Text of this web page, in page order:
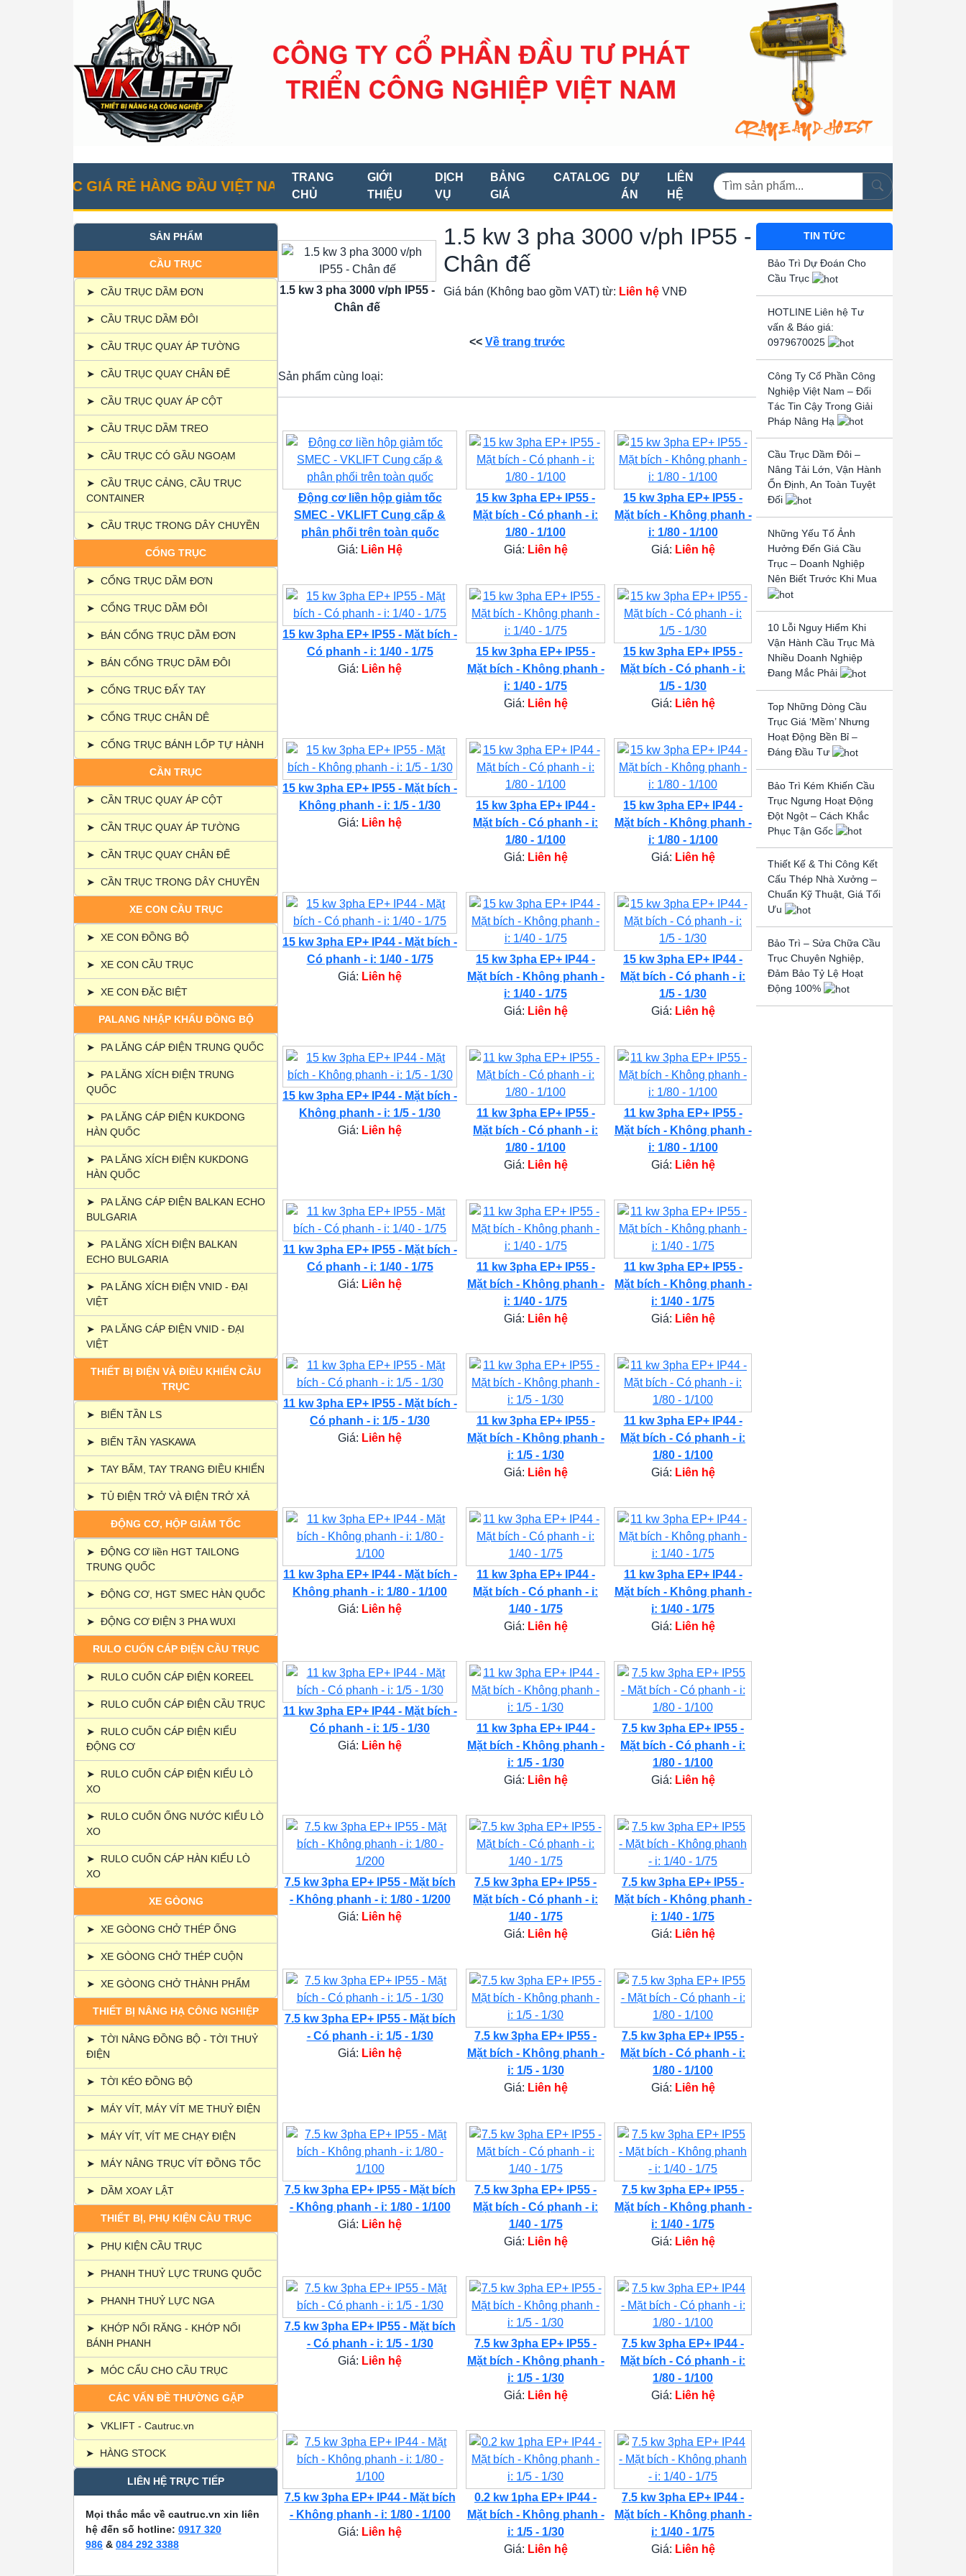
GIÁ RẺ HÀNG ĐẦU VIỆT NAM
TRANG
CHỦ
GIỚI
THIỆU
DỊCH
VỤ
BẢNG
GIÁ
CATALOG
DỰ
ÁN
LIÊN
HỆ
SẢN PHẨM
CẦU TRỤC
➤ CẦU TRỤC DẦM ĐƠN
➤ CẦU TRỤC DẦM ĐÔI
➤ CẦU TRỤC QUAY ÁP TƯỜNG
➤ CẦU TRỤC QUAY CHÂN ĐẾ
➤ CẦU TRỤC QUAY ÁP CỘT
➤ CẦU TRỤC DẦM TREO
➤ CẦU TRỤC CÓ GẦU NGOẠM
➤ CẦU TRỤC CẢNG, CẦU TRỤC
CONTAINER
➤ CẦU TRỤC TRONG DÂY CHUYỀN
CỔNG TRỤC
➤ CỔNG TRỤC DẦM ĐƠN
➤ CỔNG TRỤC DẦM ĐÔI
➤ BÁN CỔNG TRỤC DẦM ĐƠN
➤ BÁN CỔNG TRỤC DẦM ĐÔI
➤ CỔNG TRỤC ĐẨY TAY
➤ CỔNG TRỤC CHÂN DÊ
➤ CỔNG TRỤC BÁNH LỐP TỰ HÀNH
CẦN TRỤC
➤ CẦN TRỤC QUAY ÁP CỘT
➤ CẦN TRỤC QUAY ÁP TƯỜNG
➤ CẦN TRỤC QUAY CHÂN ĐẾ
➤ CẦN TRỤC TRONG DÂY CHUYỀN
XE CON CẦU TRỤC
➤ XE CON ĐỒNG BỘ
➤ XE CON CẦU TRỤC
➤ XE CON ĐẶC BIỆT
PALANG NHẬP KHẨU ĐỒNG BỘ
➤ PA LĂNG CÁP ĐIỆN TRUNG QUỐC
➤
PA LĂNG XÍCH ĐIỆN TRUNG
QUỐC
➤
PA LĂNG CÁP ĐIỆN KUKDONG
HÀN QUỐC
➤
PA LĂNG XÍCH ĐIỆN KUKDONG
HÀN QUỐC
➤
PA LĂNG CÁP ĐIỆN BALKAN ECHO
BULGARIA
➤
PA LĂNG XÍCH ĐIỆN BALKAN
ECHO BULGARIA
➤
PA LĂNG XÍCH ĐIỆN VNID - ĐẠI
VIỆT
➤
PA LĂNG CÁP ĐIỆN VNID - ĐẠI
VIỆT
THIẾT BỊ ĐIỆN VÀ ĐIỀU KHIỂN CẦU
TRỤC
➤ BIẾN TẦN LS
➤ BIẾN TẦN YASKAWA
➤ TAY BẤM, TAY TRANG ĐIỀU KHIỂN
➤ TỦ ĐIỆN TRỞ VÀ ĐIỆN TRỞ XẢ
ĐỘNG CƠ, HỘP GIẢM TỐC
➤ ĐỘNG CƠ liền HGT TAILONG
TRUNG QUỐC
➤ ĐỘNG CƠ, HGT SMEC HÀN QUỐC
➤ ĐỘNG CƠ ĐIỆN 3 PHA WUXI
RULO CUỐN CÁP ĐIỆN CẦU TRỤC
➤ RULO CUỐN CÁP ĐIỆN KOREEL
➤ RULO CUỐN CÁP ĐIỆN CẦU TRỤC
➤
RULO CUỐN CÁP ĐIỆN KIỂU
ĐỘNG CƠ
➤
RULO CUỐN CÁP ĐIỆN KIỂU LÒ
XO
➤
RULO CUỐN ỐNG NƯỚC KIỂU LÒ
XO
➤
RULO CUỐN CÁP HÀN KIỂU LÒ
XO
XE GÒONG
➤ XE GÒONG CHỞ THÉP ỐNG
➤ XE GÒONG CHỞ THÉP CUỘN
➤ XE GÒONG CHỞ THÀNH PHẨM
THIẾT BỊ NÂNG HẠ CÔNG NGHIỆP
➤ TỜI NÂNG ĐỒNG BỘ - TỜI THUỶ
ĐIỆN
➤ TỜI KÉO ĐỒNG BỘ
➤ MÁY VÍT, MÁY VÍT ME THUỶ ĐIỆN
➤ MÁY VÍT, VÍT ME CHẠY ĐIỆN
➤ MÁY NÂNG TRỤC VÍT ĐỒNG TỐC
➤ DẦM XOAY LẬT
THIẾT BỊ, PHỤ KIỆN CẦU TRỤC
➤ PHỤ KIỆN CẦU TRỤC
➤ PHANH THUỶ LỰC TRUNG QUỐC
➤ PHANH THUỶ LỰC NGA
➤
KHỚP NỐI RĂNG - KHỚP NỐI
BÁNH PHANH
➤ MÓC CẨU CHO CẦU TRỤC
CÁC VẤN ĐỀ THƯỜNG GẶP
➤ VKLIFT - Cautruc.vn
➤ HÀNG STOCK
LIÊN HỆ TRỰC TIẾP
Mọi thắc mắc về cautruc.vn xin liên
hệ đến số hotline: 0917 320
986 & 084 292 3388
1.5 kw 3 pha 3000 v/ph IP55 -
Chân đế
1.5 kw 3 pha 3000 v/ph IP55 -
Chân đế
Giá bán (Không bao gồm VAT) từ: Liên hệ VNĐ
<< Về trang trước
Sản phẩm cùng loại:
Động cơ liền hộp giảm tốc
SMEC - VKLIFT Cung cấp &
phân phối trên toàn quốc
Giá: Liên Hệ
15 kw 3pha EP+ IP55 -
Mặt bích - Có phanh - i:
1/80 - 1/100
Giá: Liên hệ
15 kw 3pha EP+ IP55 -
Mặt bích - Không phanh -
i: 1/80 - 1/100
Giá: Liên hệ
15 kw 3pha EP+ IP55 - Mặt bích -
Có phanh - i: 1/40 - 1/75
Giá: Liên hệ
15 kw 3pha EP+ IP55 -
Mặt bích - Không phanh -
i: 1/40 - 1/75
Giá: Liên hệ
15 kw 3pha EP+ IP55 -
Mặt bích - Có phanh - i:
1/5 - 1/30
Giá: Liên hệ
15 kw 3pha EP+ IP55 - Mặt bích -
Không phanh - i: 1/5 - 1/30
Giá: Liên hệ
15 kw 3pha EP+ IP44 -
Mặt bích - Có phanh - i:
1/80 - 1/100
Giá: Liên hệ
15 kw 3pha EP+ IP44 -
Mặt bích - Không phanh -
i: 1/80 - 1/100
Giá: Liên hệ
15 kw 3pha EP+ IP44 - Mặt bích -
Có phanh - i: 1/40 - 1/75
Giá: Liên hệ
15 kw 3pha EP+ IP44 -
Mặt bích - Không phanh -
i: 1/40 - 1/75
Giá: Liên hệ
15 kw 3pha EP+ IP44 -
Mặt bích - Có phanh - i:
1/5 - 1/30
Giá: Liên hệ
15 kw 3pha EP+ IP44 - Mặt bích -
Không phanh - i: 1/5 - 1/30
Giá: Liên hệ
11 kw 3pha EP+ IP55 -
Mặt bích - Có phanh - i:
1/80 - 1/100
Giá: Liên hệ
11 kw 3pha EP+ IP55 -
Mặt bích - Không phanh -
i: 1/80 - 1/100
Giá: Liên hệ
11 kw 3pha EP+ IP55 - Mặt bích -
Có phanh - i: 1/40 - 1/75
Giá: Liên hệ
11 kw 3pha EP+ IP55 -
Mặt bích - Không phanh -
i: 1/40 - 1/75
Giá: Liên hệ
11 kw 3pha EP+ IP55 -
Mặt bích - Không phanh -
i: 1/40 - 1/75
Giá: Liên hệ
11 kw 3pha EP+ IP55 - Mặt bích -
Có phanh - i: 1/5 - 1/30
Giá: Liên hệ
11 kw 3pha EP+ IP55 -
Mặt bích - Không phanh -
i: 1/5 - 1/30
Giá: Liên hệ
11 kw 3pha EP+ IP44 -
Mặt bích - Có phanh - i:
1/80 - 1/100
Giá: Liên hệ
11 kw 3pha EP+ IP44 - Mặt bích -
Không phanh - i: 1/80 - 1/100
Giá: Liên hệ
11 kw 3pha EP+ IP44 -
Mặt bích - Có phanh - i:
1/40 - 1/75
Giá: Liên hệ
11 kw 3pha EP+ IP44 -
Mặt bích - Không phanh -
i: 1/40 - 1/75
Giá: Liên hệ
11 kw 3pha EP+ IP44 - Mặt bích -
Có phanh - i: 1/5 - 1/30
Giá: Liên hệ
11 kw 3pha EP+ IP44 -
Mặt bích - Không phanh -
i: 1/5 - 1/30
Giá: Liên hệ
7.5 kw 3pha EP+ IP55 -
Mặt bích - Có phanh - i:
1/80 - 1/100
Giá: Liên hệ
7.5 kw 3pha EP+ IP55 - Mặt bích
- Không phanh - i: 1/80 - 1/200
Giá: Liên hệ
7.5 kw 3pha EP+ IP55 -
Mặt bích - Có phanh - i:
1/40 - 1/75
Giá: Liên hệ
7.5 kw 3pha EP+ IP55 -
Mặt bích - Không phanh -
i: 1/40 - 1/75
Giá: Liên hệ
7.5 kw 3pha EP+ IP55 - Mặt bích
- Có phanh - i: 1/5 - 1/30
Giá: Liên hệ
7.5 kw 3pha EP+ IP55 -
Mặt bích - Không phanh -
i: 1/5 - 1/30
Giá: Liên hệ
7.5 kw 3pha EP+ IP55 -
Mặt bích - Có phanh - i:
1/80 - 1/100
Giá: Liên hệ
7.5 kw 3pha EP+ IP55 - Mặt bích
- Không phanh - i: 1/80 - 1/100
Giá: Liên hệ
7.5 kw 3pha EP+ IP55 -
Mặt bích - Có phanh - i:
1/40 - 1/75
Giá: Liên hệ
7.5 kw 3pha EP+ IP55 -
Mặt bích - Không phanh -
i: 1/40 - 1/75
Giá: Liên hệ
7.5 kw 3pha EP+ IP55 - Mặt bích
- Có phanh - i: 1/5 - 1/30
Giá: Liên hệ
7.5 kw 3pha EP+ IP55 -
Mặt bích - Không phanh -
i: 1/5 - 1/30
Giá: Liên hệ
7.5 kw 3pha EP+ IP44 -
Mặt bích - Có phanh - i:
1/80 - 1/100
Giá: Liên hệ
7.5 kw 3pha EP+ IP44 - Mặt bích
- Không phanh - i: 1/80 - 1/100
Giá: Liên hệ
0.2 kw 1pha EP+ IP44 -
Mặt bích - Không phanh -
i: 1/5 - 1/30
Giá: Liên hệ
7.5 kw 3pha EP+ IP44 -
Mặt bích - Không phanh -
i: 1/40 - 1/75
Giá: Liên hệ
TIN TỨC
Bảo Trì Dự Đoán Cho
Cầu Trục
HOTLINE Liên hệ Tư
vấn & Báo giá:
0979670025
Công Ty Cổ Phần Công
Nghiệp Việt Nam – Đối
Tác Tin Cậy Trong Giải
Pháp Nâng Hạ
Cầu Trục Dầm Đôi –
Nâng Tải Lớn, Vận Hành
Ổn Định, An Toàn Tuyệt
Đối
Những Yếu Tố Ảnh
Hưởng Đến Giá Cầu
Trục – Doanh Nghiệp
Nên Biết Trước Khi Mua
10 Lỗi Nguy Hiểm Khi
Vận Hành Cầu Trục Mà
Nhiều Doanh Nghiệp
Đang Mắc Phải
Top Những Dòng Cầu
Trục Giá ‘Mềm’ Nhưng
Hoạt Động Bền Bỉ –
Đáng Đầu Tư
Bảo Trì Kém Khiến Cầu
Trục Ngưng Hoạt Động
Đột Ngột – Cách Khắc
Phục Tận Gốc
Thiết Kế & Thi Công Kết
Cấu Thép Nhà Xưởng –
Chuẩn Kỹ Thuật, Giá Tối
Ưu
Bảo Trì – Sửa Chữa Cầu
Trục Chuyên Nghiệp,
Đảm Bảo Tỷ Lệ Hoạt
Động 100%